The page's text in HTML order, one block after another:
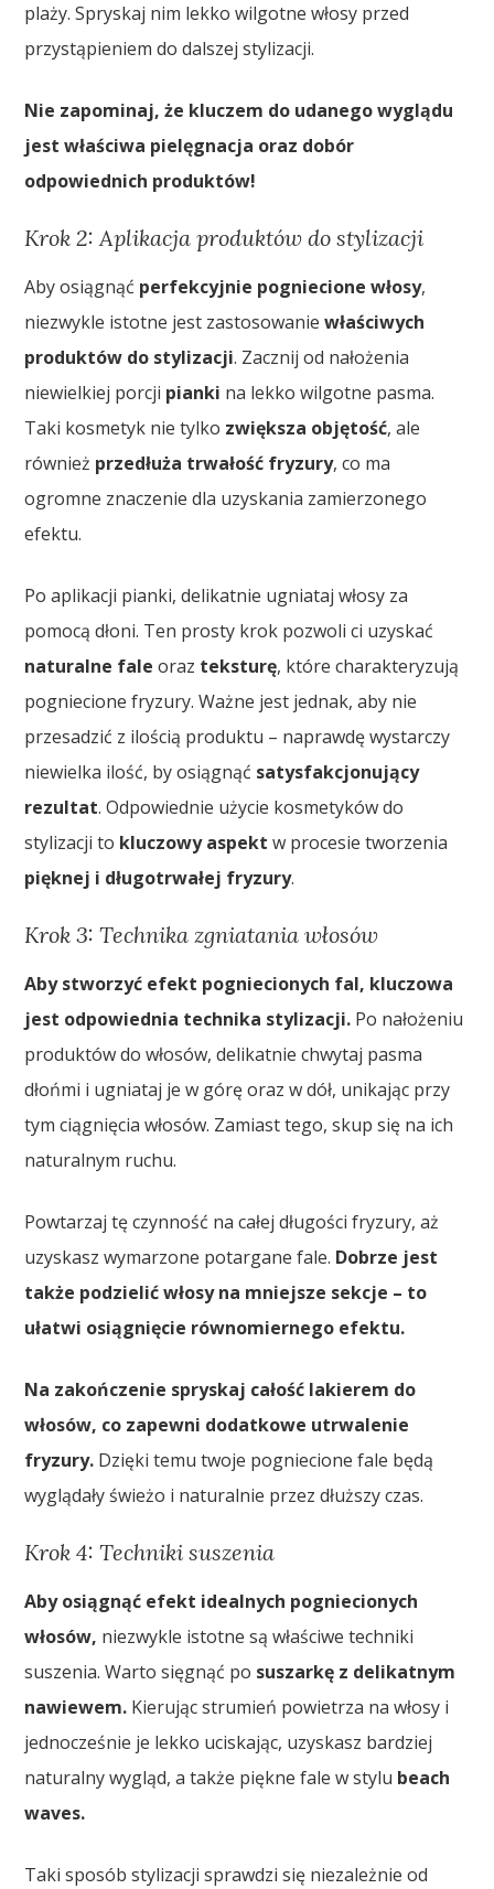
plaży. Spryskaj nim lekko wilgotne włosy przed
przystąpieniem do dalszej stylizacji.
Nie zapominaj, że kluczem do udanego wyglądu
jest właściwa pielęgnacja oraz dobór
odpowiednich produktów!
Krok 2: Aplikacja produktów do stylizacji
Aby osiągnąć perfekcyjnie pogniecione włosy,
niezwykle istotne jest zastosowaniewłaściwych
produktów do stylizacji. Zacznij od nałożenia
niewielkiej porcji pianki na lekko wilgotne pasma.
Taki kosmetyk nie tylko zwiększa objętość, ale
również przedłuża trwałość fryzury, co ma
ogromne znaczenie dla uzyskania zamierzonego
efektu.
Po aplikacji pianki, delikatnie ugniataj włosy za
pomocą dłoni. Ten prosty krok pozwoli ci uzyskać
naturalne fale oraz teksturę, które charakteryzują
pogniecione fryzury. Ważne jest jednak, aby nie
przesadzić z ilością produktu – naprawdę wystarczy
niewielka ilość, by osiągnąć satysfakcjonujący
rezultat. Odpowiednie użycie kosmetyków do
stylizacji to kluczowy aspekt w procesie tworzenia
pięknej i długotrwałej fryzury.
Krok 3: Technika zgniatania włosów
Aby stworzyć efekt pogniecionych fal, kluczowa
jest odpowiednia technika stylizacji. Po nałożeniu
produktów do włosów, delikatnie chwytaj pasma
dłońmi i ugniataj je w górę oraz w dół, unikając przy
tym ciągnięcia włosów. Zamiast tego, skup się na ich
naturalnym ruchu.
Powtarzaj tę czynność na całej długości fryzury, aż
uzyskasz wymarzone potargane fale. Dobrze jest
także podzielić włosy na mniejsze sekcje – to
ułatwi osiągnięcie równomiernego efektu.
Na zakończenie spryskaj całość lakierem do
włosów, co zapewni dodatkowe utrwalenie
fryzury. Dzięki temu twoje pogniecione fale będą
wyglądały świeżo i naturalnie przez dłuższy czas.
Krok 4: Techniki suszenia
Aby osiągnąć efekt idealnych pogniecionych
włosów, niezwykle istotne są właściwe techniki
suszenia. Warto sięgnąć po suszarkę z delikatnym
nawiewem. Kierując strumień powietrza na włosy i
jednocześnie je lekko uciskając, uzyskasz bardziej
naturalny wygląd, a także piękne fale w stylu beach
waves.
Taki sposób stylizacji sprawdzi się niezależnie od